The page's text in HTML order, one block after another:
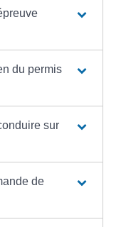
du permis
sur
de